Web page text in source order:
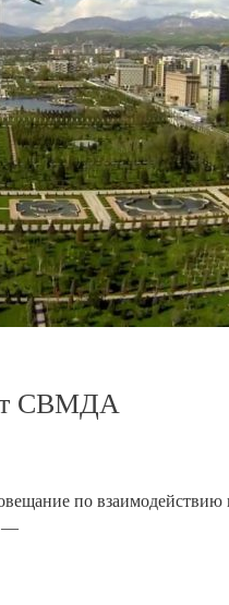
СВМДА
по взаимодействию
—